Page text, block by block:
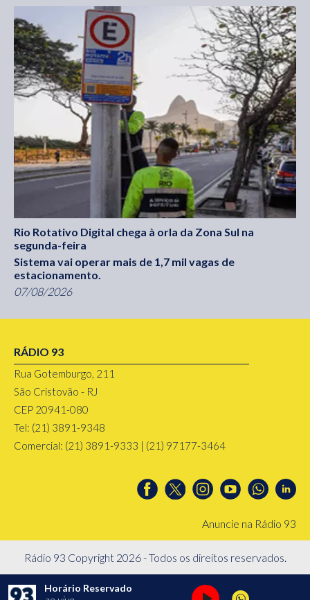
Rio Rotativo Digital chega à orla da Zona Sul na
segunda-feira
Sistema vai operar mais de 1,7 mil vagas de
estacionamento.
07/08/2026
RÁDIO 93
Rua Gotemburgo, 211
São Cristovão - RJ
CEP 20941-080
Tel: (21) 3891-9348
Comercial: (21) 3891-9333 | (21) 97177-3464
Anuncie na Rádio 93
Rádio 93 Copyright 2026 - Todos os direitos reservados.
Horário Reservado